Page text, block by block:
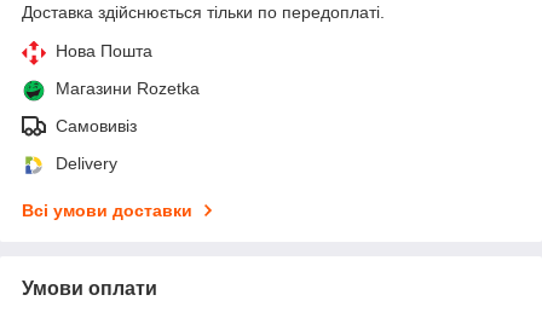
Доставка здійснюється тільки по передоплаті.
Нова Пошта
Магазини Rozetka
Самовивіз
Delivery
Всі умови доставки
Умови оплати